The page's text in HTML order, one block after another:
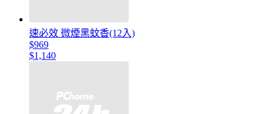
速必效 微煙黑蚊香(12入)
$969
$1,140